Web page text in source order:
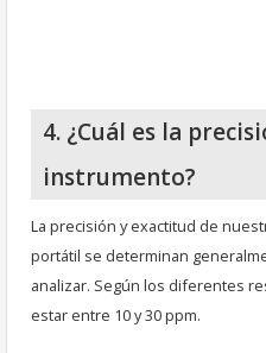
4. ¿Cuál es la
instrumento?
La precisión y exactitud de
portátil se determinan
analizar. Según los diferentes
estar entre 10 y 30 ppm.